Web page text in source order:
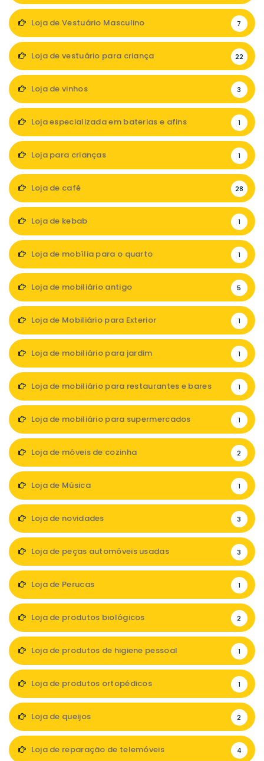
Loja de Vestuário Masculino 7
Loja de vestuário para criança 22
Loja de vinhos 3
Loja especializada em baterias e afins 1
Loja para crianças 1
Loja de café 28
Loja de kebab 1
Loja de mobília para o quarto 1
Loja de mobiliário antigo 5
Loja de Mobiliário para Exterior 1
Loja de mobiliário para jardim 1
Loja de mobiliário para restaurantes e bares 1
Loja de mobiliário para supermercados 1
Loja de móveis de cozinha 2
Loja de Música 1
Loja de novidades 3
Loja de peças automóveis usadas 3
Loja de Perucas 1
Loja de produtos biológicos 2
Loja de produtos de higiene pessoal 1
Loja de produtos ortopédicos 1
Loja de queijos 2
Loja de reparação de telemóveis 4